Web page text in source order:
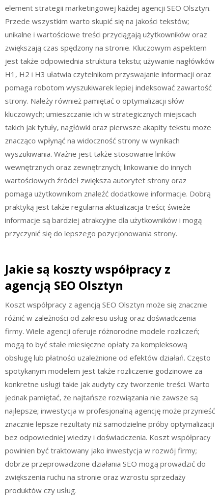
element strategii marketingowej każdej agencji SEO Olsztyn.
Przede wszystkim warto skupić się na jakości tekstów;
unikalne i wartościowe treści przyciągają użytkowników oraz
zwiększają czas spędzony na stronie. Kluczowym aspektem
jest także odpowiednia struktura tekstu; używanie nagłówków
H1, H2 i H3 ułatwia czytelnikom przyswajanie informacji oraz
pomaga robotom wyszukiwarek lepiej indeksować zawartość
strony. Należy również pamiętać o optymalizacji słów
kluczowych; umieszczanie ich w strategicznych miejscach
takich jak tytuły, nagłówki oraz pierwsze akapity tekstu może
znacząco wpłynąć na widoczność strony w wynikach
wyszukiwania. Ważne jest także stosowanie linków
wewnętrznych oraz zewnętrznych; linkowanie do innych
wartościowych źródeł zwiększa autorytet strony oraz
pomaga użytkownikom znaleźć dodatkowe informacje. Dobrą
praktyką jest także regularna aktualizacja treści; świeże
informacje są bardziej atrakcyjne dla użytkowników i mogą
przyczynić się do lepszego pozycjonowania strony.
Jakie są koszty współpracy z
agencją SEO Olsztyn
Koszt współpracy z agencją SEO Olsztyn może się znacznie
różnić w zależności od zakresu usług oraz doświadczenia
firmy. Wiele agencji oferuje różnorodne modele rozliczeń;
mogą to być stałe miesięczne opłaty za kompleksową
obsługę lub płatności uzależnione od efektów działań. Często
spotykanym modelem jest także rozliczenie godzinowe za
konkretne usługi takie jak audyty czy tworzenie treści. Warto
jednak pamiętać, że najtańsze rozwiązania nie zawsze są
najlepsze; inwestycja w profesjonalną agencję może przynieść
znacznie lepsze rezultaty niż samodzielne próby optymalizacji
bez odpowiedniej wiedzy i doświadczenia. Koszt współpracy
powinien być traktowany jako inwestycja w rozwój firmy;
dobrze przeprowadzone działania SEO mogą prowadzić do
zwiększenia ruchu na stronie oraz wzrostu sprzedaży
produktów czy usług.